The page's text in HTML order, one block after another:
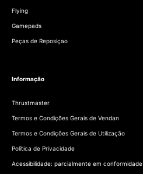
Flying
Gamepads
Peças de Reposiçao
Informação
Thrustmaster
Termos e Condições Gerais de Vendan
Termos e Condições Gerais de Utilização
Política de Privacidade
Acessibilidade: parcialmente em conformidade